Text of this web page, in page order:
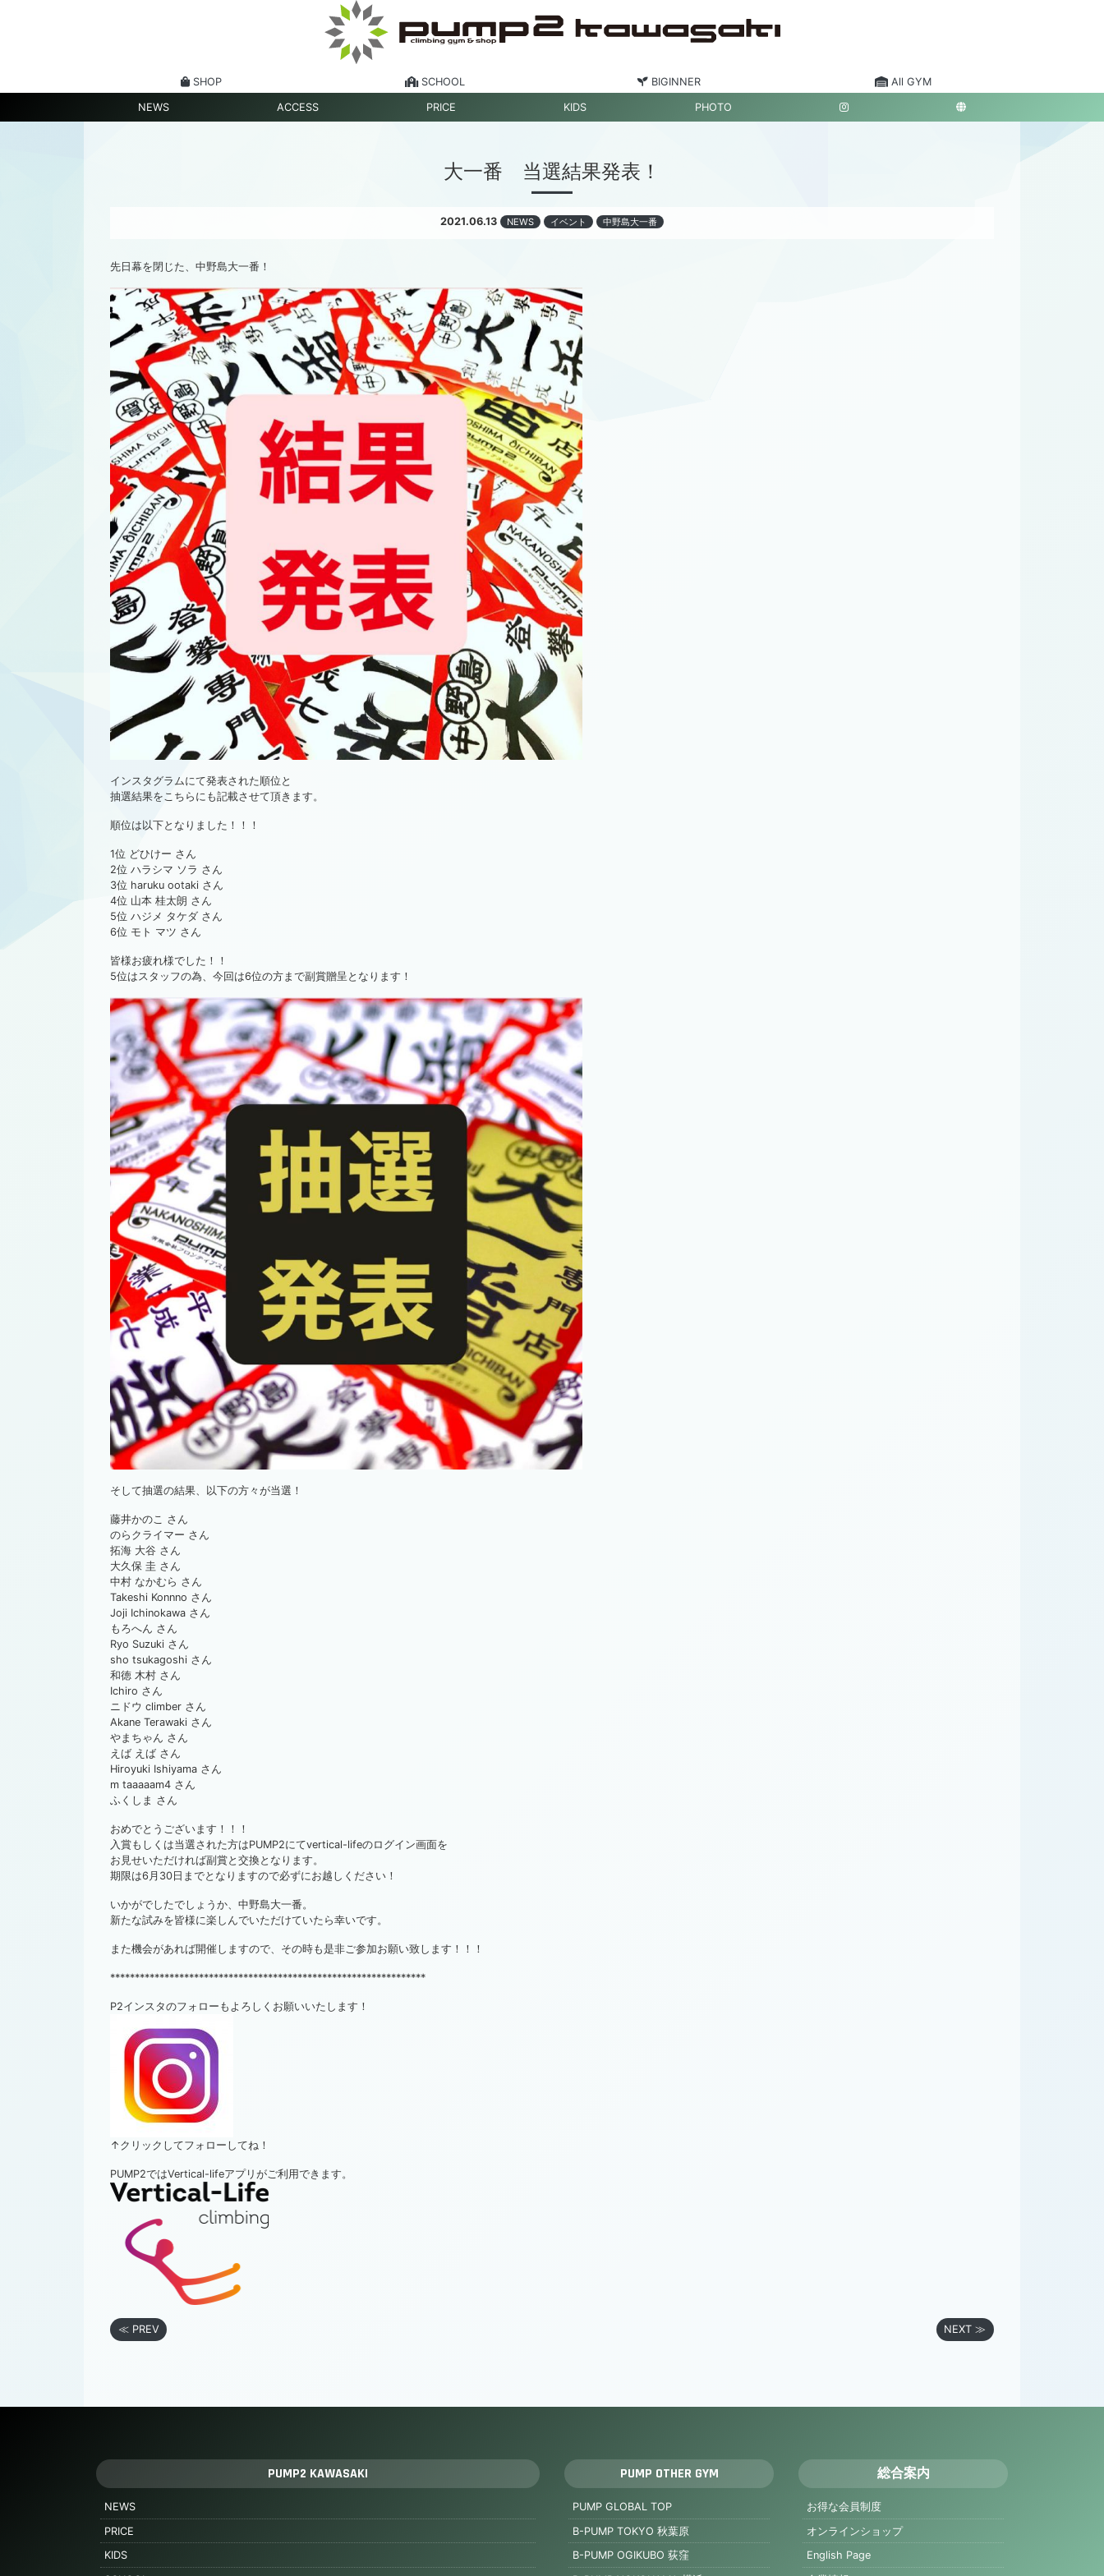
SHOP SCHOOL BIGINNER All GYM
NEWS ACCESS PRICE KIDS PHOTO
大一番 当選結果発表！
2021.06.13 NEWS イベント 中野島大一番
先日幕を閉じた、中野島大一番！
インスタグラムにて発表された順位と
抽選結果をこちらにも記載させて頂きます。
順位は以下となりました！！！
1位 どひけー さん
2位 ハラシマ ソラ さん
3位 haruku ootaki さん
4位 山本 桂太朗 さん
5位 ハジメ タケダ さん
6位 モト マツ さん
皆様お疲れ様でした！！
5位はスタッフの為、今回は6位の方まで副賞贈呈となります！
そして抽選の結果、以下の方々が当選！
藤井かのこ さん
のらクライマー さん
拓海 大谷 さん
大久保 圭 さん
中村 なかむら さん
Takeshi Konnno さん
Joji Ichinokawa さん
もろへん さん
Ryo Suzuki さん
sho tsukagoshi さん
和徳 木村 さん
Ichiro さん
ニドウ climber さん
Akane Terawaki さん
やまちゃん さん
えば えば さん
Hiroyuki Ishiyama さん
m taaaaam4 さん
ふくしま さん
おめでとうございます！！！
入賞もしくは当選された方はPUMP2にてvertical-lifeのログイン画面を
お見せいただければ副賞と交換となります。
期限は6月30日までとなりますので必ずにお越しください！
いかがでしたでしょうか、中野島大一番。
新たな試みを皆様に楽しんでいただけていたら幸いです。
また機会があれば開催しますので、その時も是非ご参加お願い致します！！！
****************************************************************
P2インスタのフォローもよろしくお願いいたします！
↑クリックしてフォローしてね！
PUMP2ではVertical-lifeアプリがご利用できます。
≪ PREV NEXT ≫
PUMP2 KAWASAKI
NEWS
PRICE
KIDS
PUMP OTHER GYM
PUMP GLOBAL TOP
B-PUMP TOKYO 秋葉原
B-PUMP OGIKUBO 荻窪
総合案内
お得な会員制度
オンラインショップ
English Page